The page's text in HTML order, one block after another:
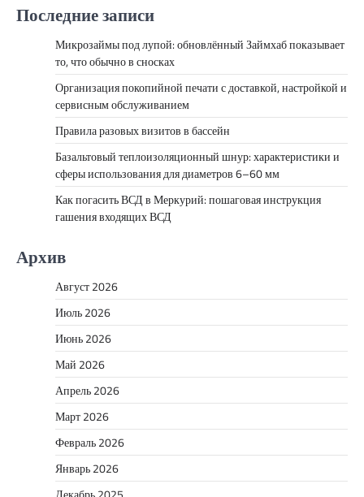
Последние записи
Микрозаймы под лупой: обновлённый Займхаб показывает
то, что обычно в сносках
Организация покопийной печати с доставкой, настройкой и
сервисным обслуживанием
Правила разовых визитов в бассейн
Базальтовый теплоизоляционный шнур: характеристики и
сферы использования для диаметров 6–60 мм
Как погасить ВСД в Меркурий: пошаговая инструкция
гашения входящих ВСД
Архив
Август 2026
Июль 2026
Июнь 2026
Май 2026
Апрель 2026
Март 2026
Февраль 2026
Январь 2026